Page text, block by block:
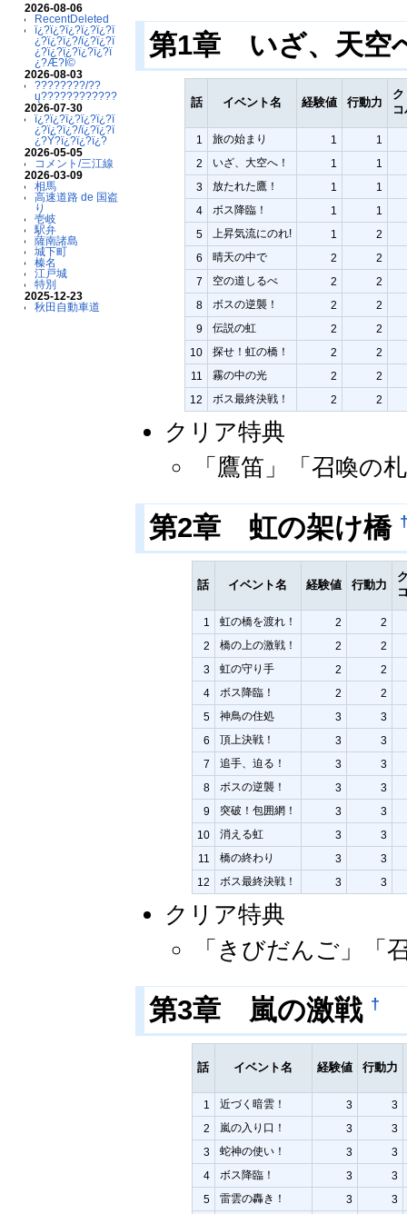
2026-08-06
RecentDeleted
ï¿?ï¿?ï¿?ï¿?ï¿?ï
¿?ï¿?ï¿?/ï¿?ï¿?ï
¿?ï¿?ï¿?ï¿?ï¿?ï
¿?Æ?Ï©
2026-08-03
????????/??
ų????????????
2026-07-30
ï¿?ï¿?ï¿?ï¿?ï¿?ï
¿?ï¿?ï¿?/ï¿?ï¿?ï
¿?Ý?ï¿?ï¿?ï¿?
2026-05-05
コメント/三江線
2026-03-09
相馬
高速道路 de 国盗
り
壱岐
駅弁
薩南諸島
城下町
榛名
江戸城
特別
2025-12-23
秋田自動車道
第1章 いざ、天空
話 イベント名 経験値 行動力
1 旅の始まり 1
1
2
いざ、大空へ！ 1
1
3
放たれた鷹！ 1
1
4
ボス降臨！ 1
1
5
上昇気流にのれ! 1
2
6
晴天の中で 2
2
7
空の道しるべ 2
2
8
ボスの逆襲！ 2
2
9
伝説の虹 2
2
10
探せ！虹の橋！ 2
2
11
霧の中の光 2
2
12
ボス最終決戦！ 2 2
クリア特典
「鷹笛」「召喚の
第2章 虹の架け橋
話 イベント名 経験値 行動力
1 虹の橋を渡れ！ 2
2
2
橋の上の激戦！ 2
2
3
虹の守り手 2
2
4
ボス降臨！ 2
2
5
神鳥の住処 3
3
6
頂上決戦！ 3
3
7
追手、迫る！ 3
3
8
ボスの逆襲！ 3
3
9
突破！包囲網！ 3
3
10
消える虹 3
3
11
橋の終わり 3
3
12
ボス最終決戦！ 3 3
クリア特典
「きびだんご」「
第3章 嵐の激戦 †
話 イベント名 経験値 行動力
1 近づく暗雲！ 3
3
2
嵐の入り口！ 3
3
3
蛇神の使い！ 3
3
4
ボス降臨！ 3
3
5
雷雲の轟き！ 3
3